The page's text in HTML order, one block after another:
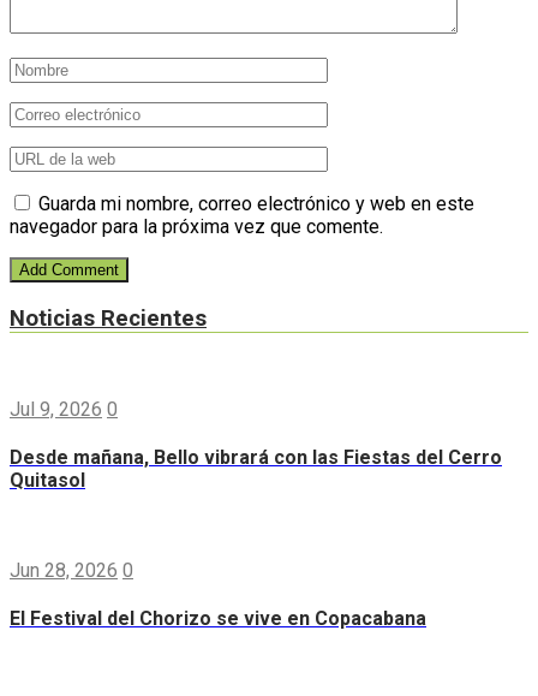
Guarda mi nombre, correo electrónico y web en este
navegador para la próxima vez que comente.
Noticias Recientes
Jul 9, 2026 0
Desde mañana, Bello vibrará con las Fiestas del Cerro
Quitasol
Jun 28, 2026 0
El Festival del Chorizo se vive en Copacabana